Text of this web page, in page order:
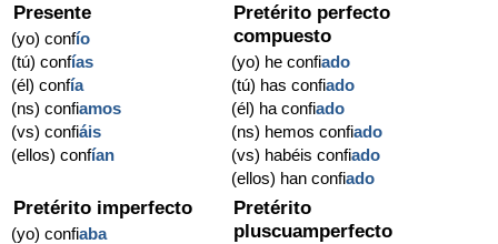
Presente
(yo) confío
(tú) confías
(él) confía
(ns) confiamos
(vs) confiáis
(ellos) confían
Pretérito perfecto
compuesto
(yo) he confiado
(tú) has confiado
(él) ha confiado
(ns) hemos confiado
(vs) habéis confiado
(ellos) han confiado
Pretérito imperfecto
(yo) confiaba
Pretérito
pluscuamperfecto